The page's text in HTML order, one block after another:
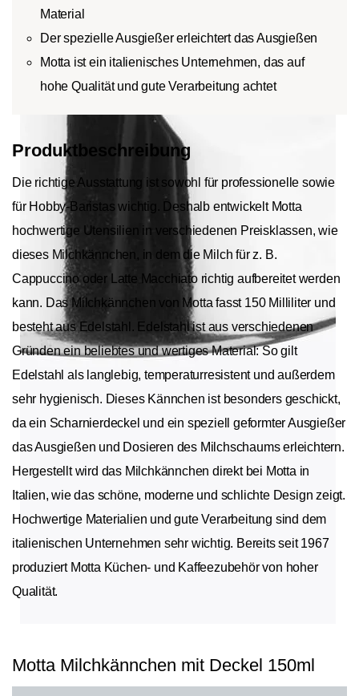
Material
Der spezielle Ausgießer erleichtert das Ausgießen
Motta ist ein italienisches Unternehmen, das auf
hohe Qualität und gute Verarbeitung achtet
Produktbeschreibung
Die richtige Ausstattung ist sowohl für professionelle sowie
für Hobby-Baristas wichtig. Deshalb entwickelt Motta
hochwertige Utensilien in verschiedenen Preisklassen, wie
dieses Milchkännchen, in dem die Milch für z. B.
Cappuccino oder Latte Macchiato richtig aufbereitet werden
kann. Das Milchkännchen von Motta fasst 150 Milliliter und
besteht aus Edelstahl. Edelstahl ist aus verschiedenen
Gründen ein beliebtes und wertiges Material: So gilt
Edelstahl als langlebig, temperaturresistent und außerdem
sehr hygienisch. Dieses Kännchen ist besonders geschickt,
da ein Scharnierdeckel und ein speziell geformter Ausgießer
das Ausgießen und Dosieren des Milchschaums erleichtern.
Hergestellt wird das Milchkännchen direkt bei Motta in
Italien, wie das schöne, moderne und schlichte Design zeigt.
Hochwertige Materialien und gute Verarbeitung sind dem
italienischen Unternehmen sehr wichtig. Bereits seit 1967
produziert Motta Küchen- und Kaffeezubehör von hoher
Qualität.
Motta Milchkännchen mit Deckel 150ml